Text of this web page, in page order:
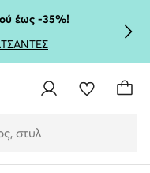
έως -35%!
ΤΣΑΝΤΕΣ
στυλ